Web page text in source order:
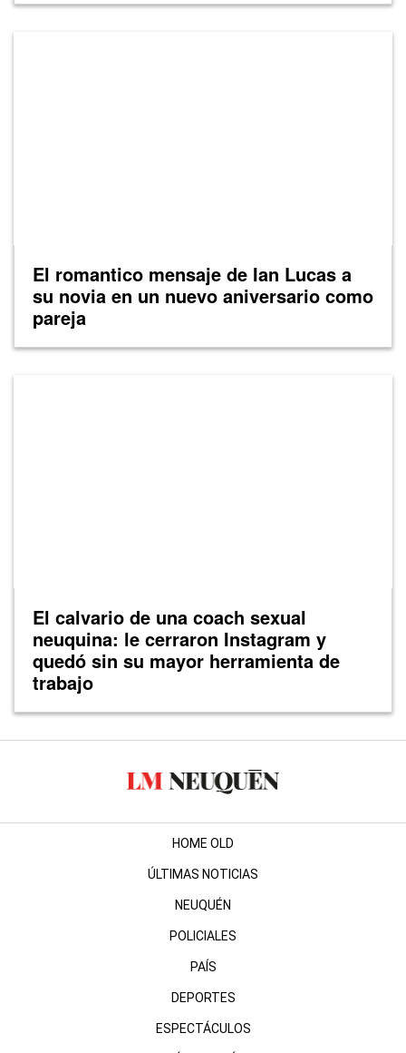
El romantico mensaje de Ian Lucas a
su novia en un nuevo aniversario como
pareja
El calvario de una coach sexual
neuquina: le cerraron Instagram y
quedó sin su mayor herramienta de
trabajo
HOME OLD
ÚLTIMAS NOTICIAS
NEUQUÉN
POLICIALES
PAÍS
DEPORTES
ESPECTÁCULOS